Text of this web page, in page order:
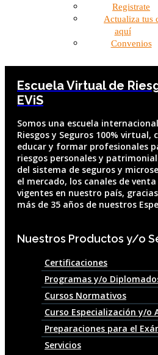
Registrate
Actualiza tus
aquí
Convenios
Escuela Virtual de
EViS
Somos una escuela
Riesgos y Seguros 100% virtual,
educar y formar profesionales
riesgos personales y
del sistema de seguros y
el mercado, los canales de
vigentes en nuestro país,
más de 35 años de nuestros
Nuestros Productos y/o
Certificaciones
Programas y/o
Cursos Normativos
Curso Especialización y/o
Preparaciones para el
Servicios